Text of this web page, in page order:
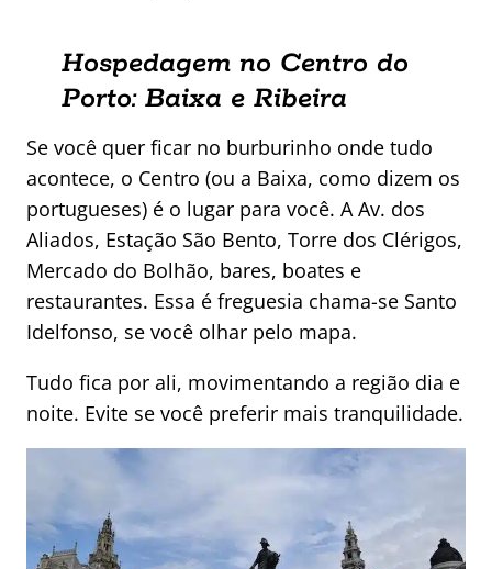
Hospedagem no Centro do
Porto: Baixa e Ribeira
Se você quer ficar no burburinho onde tudo
acontece, o Centro (ou a Baixa, como dizem os
portugueses) é o lugar para você. A Av. dos
Aliados, Estação São Bento, Torre dos Clérigos,
Mercado do Bolhão, bares, boates e
restaurantes. Essa é freguesia chama-se Santo
Idelfonso, se você olhar pelo mapa.
Tudo fica por ali, movimentando a região dia e
noite. Evite se você preferir mais tranquilidade.